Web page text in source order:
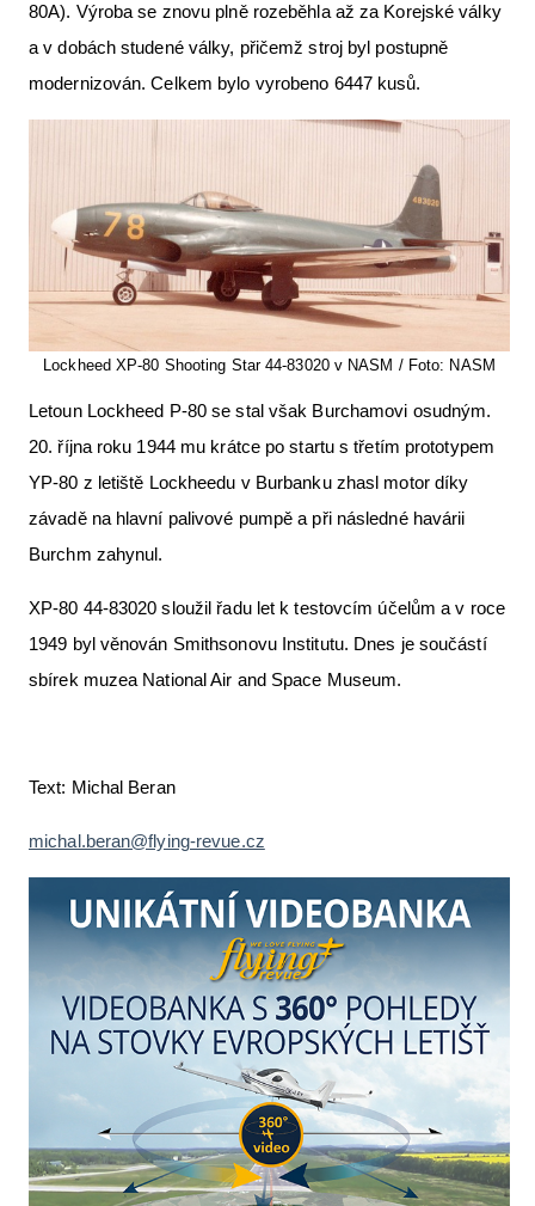
80A). Výroba se znovu plně rozeběhla až za Korejské války
a v dobách studené války, přičemž stroj byl postupně
modernizován. Celkem bylo vyrobeno 6447 kusů.
Lockheed XP-80 Shooting Star 44-83020 v NASM / Foto: NASM
Letoun Lockheed P-80 se stal však Burchamovi osudným.
20. října roku 1944 mu krátce po startu s třetím prototypem
YP-80 z letiště Lockheedu v Burbanku zhasl motor díky
závadě na hlavní palivové pumpě a při následné havárii
Burchm zahynul.
XP-80 44-83020 sloužil řadu let k testovcím účelům a v roce
1949 byl věnován Smithsonovu Institutu. Dnes je součástí
sbírek muzea National Air and Space Museum.
Text: Michal Beran
michal.beran@flying-revue.cz